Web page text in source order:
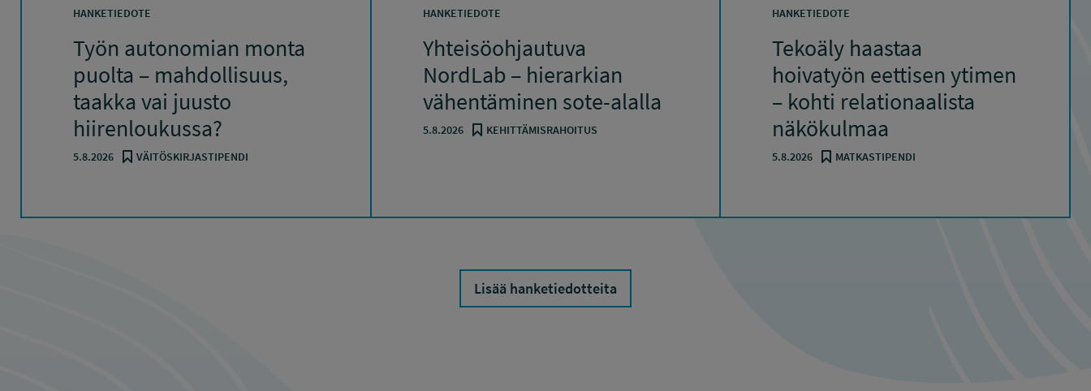
HANKETIEDOTE
Työn autonomian monta
puolta – mahdollisuus,
taakka vai juusto
hiirenloukussa?
5.8.2026 VÄITÖSKIRJASTIPENDI
HANKETIEDOTE
Yhteisöohjautuva
NordLab – hierarkian
vähentäminen sote-alalla
5.8.2026 KEHITTÄMISRAHOITUS
HANKETIEDOTE
Tekoäly haastaa
hoivatyön eettisen ytimen
– kohti relationaalista
näkökulmaa
5.8.2026 MATKASTIPENDI
Lisää hanketiedotteita